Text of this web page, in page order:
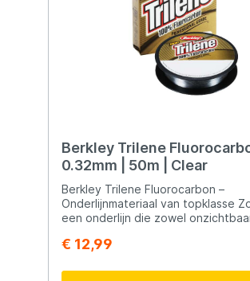
Berkley Trilene
0.32mm | 50m | Clear
Berkley Trilene Fluorocarbon –
Onderlijnmateriaal van topklasse Zoek je
een onderlijn die zowel
Fluorocarbon dé keuze voor jou.
lijn schuurbestendigheid met
€ 12,99